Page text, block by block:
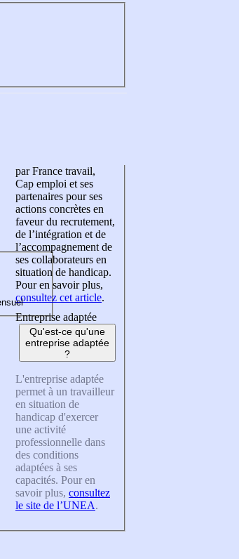
par France travail,
Cap emploi et ses
partenaires pour ses
actions concrètes en
faveur du recrutement,
de l’intégration et de
l’accompagnement de
ses collaborateurs en
situation de handicap.
Pour en savoir plus,
consultez cet article.
Entreprise adaptée
Qu'est-ce qu'une
entreprise adaptée
?
L'entreprise adaptée
permet à un travailleur
en situation de
handicap d'exercer
une activité
professionnelle dans
des conditions
adaptées à ses
capacités. Pour en
savoir plus, consultez
le site de l’UNEA.